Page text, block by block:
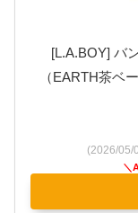
[L.A.BOY] バ
（EARTH茶ベ
(2026/05/